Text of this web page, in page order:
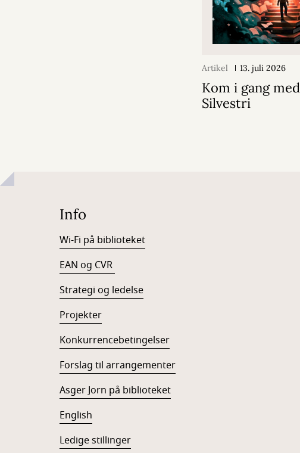
Artikel 13. juli 2026
Kom i gang
Silvestri
Info
Wi-Fi på biblioteket
EAN og CVR
Strategi og ledelse
Projekter
Konkurrencebetingelser
Forslag til arrangementer
Asger Jorn på biblioteket
English
Ledige stillinger